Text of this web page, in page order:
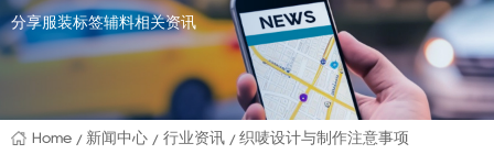
分享服装标签辅料相关资讯
Home 新闻中心 行业资讯 织唛设计与制作注意事项